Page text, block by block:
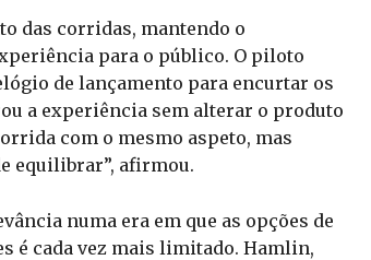
das corridas, mantendo o
para o público. O piloto
de lançamento para encurtar os
a experiência sem alterar o produto
com o mesmo aspeto, mas
equilibrar”, afirmou.
numa era em que as opções de
é cada vez mais limitado. Hamlin,